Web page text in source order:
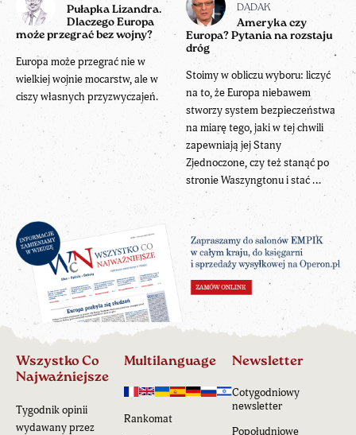
Pułapka Lizandra.
Dlaczego Europa
może przegrać bez wojny?
Europa może przegrać nie w
wielkiej wojnie mocarstw, ale w
ciszy własnych przyzwyczajeń.
DADAK
Ameryka czy
Europa? Pytania na rozstaju
dróg
Stoimy w obliczu wyboru: liczyć
na to, że Europa niebawem
stworzy system bezpieczeństwa
na miarę tego, jaki w tej chwili
zapewniają jej Stany
Zjednoczone, czy też stanąć po
stronie Waszyngtonu i stać ...
Wszystko Co
Najważniejsze
Tygodnik opinii
wydawany przez
Multilanguage
Rankomat
Newsletter
Cotygodniowy
newsletter
Popołudniowe